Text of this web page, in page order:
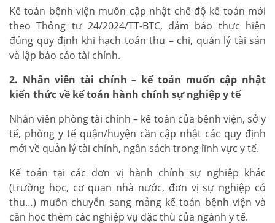
Kế toán bệnh viện muốn cập nhật chế độ kế toán mới
theo Thông tư 24/2024/TT-BTC, đảm bảo thực hiện
đúng quy định khi hạch toán thu – chi, quản lý tài sản
và lập báo cáo tài chính.
2. Nhân viên tài chính – kế toán muốn cập nhật
kiến thức về kế toán hành chính sự nghiệp y tế
Nhân viên phòng tài chính – kế toán của bệnh viện, sở y
tế, phòng y tế quận/huyện cần cập nhật các quy định
mới về quản lý tài chính, ngân sách trong lĩnh vực y tế.
Kế toán tại các đơn vị hành chính sự nghiệp khác
(trường học, cơ quan nhà nước, đơn vị sự nghiệp có
thu…) muốn chuyển sang mảng kế toán bệnh viện và
cần học thêm các nghiệp vụ đặc thù của ngành y tế.